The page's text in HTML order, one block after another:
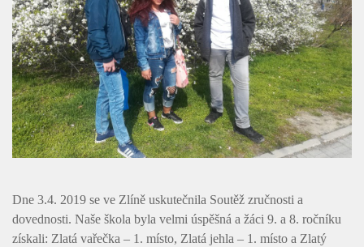
Dne 3.4. 2019 se ve Zlíně uskutečnila Soutěž zručnosti a
dovednosti. Naše škola byla velmi úspěšná a žáci 9. a 8. ročníku
získali: Zlatá vařečka – 1. místo, Zlatá jehla – 1. místo a Zlatý